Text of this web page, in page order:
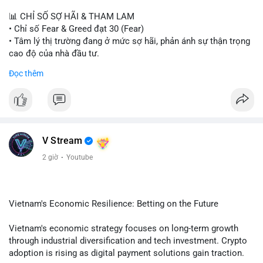
📊 CHỈ SỐ SỢ HÃI & THAM LAM
• Chỉ số Fear & Greed đạt 30 (Fear)
• Tâm lý thị trường đang ở mức sợ hãi, phản ánh sự thận trọng
cao độ của nhà đầu tư.
📈 XU HƯỚNG TÌM KIẾM & THẢO LUẬN
CASHCAT, CRO.
• Google Trends Việt Nam: Giá vàng thế giới, Giải bóng đá
Ngoại hạng Anh, Tin 24h, Trường đại học.
hơn nhiều so với kỳ vọng.
tháng 9; Thượng nghị sĩ Warren yêu cầu luật pháp không do
ngành crypto tự viết.
• Binance Square: Cộng đồng tập trung thảo luận về các lệnh
Đọc thêm
V Stream
2 giờ · Youtube
Vietnam's Economic Resilience: Betting on the Future
Vietnam's economic strategy focuses on long-term growth
through industrial diversification and tech investment. Crypto
adoption is rising as digital payment solutions gain traction.